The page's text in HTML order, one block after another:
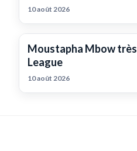
10 août 2026
Moustapha Mbow
League
10 août 2026